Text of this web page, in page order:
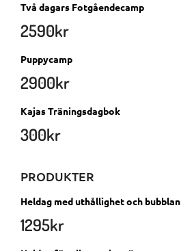
Två dagars Fotgåendecamp
2590kr
Puppycamp
2900kr
Kajas Träningsdagbok
300kr
PRODUKTER
Heldag med uthållighet och bubblan
1295kr